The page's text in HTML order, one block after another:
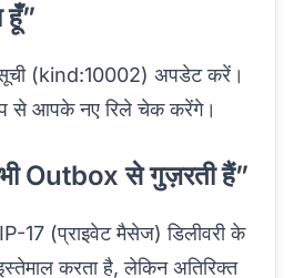
हूँ”
(kind:10002) अपडेट करें।
से आपके नए रिले चेक करेंगे।
Outbox से गुज़रती हैं”
17 (प्राइवेट मैसेज) डिलीवरी के
करता है, लेकिन अतिरिक्त